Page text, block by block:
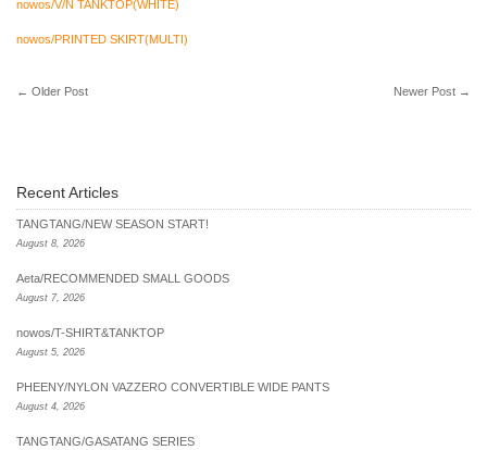
nowos/V/N TANKTOP(WHITE)
nowos/PRINTED SKIRT(MULTI)
← Older Post Newer Post →
Recent Articles
TANGTANG/NEW SEASON START!
August 8, 2026
Aeta/RECOMMENDED SMALL GOODS
August 7, 2026
nowos/T-SHIRT&TANKTOP
August 5, 2026
PHEENY/NYLON VAZZERO CONVERTIBLE WIDE PANTS
August 4, 2026
TANGTANG/GASATANG SERIES